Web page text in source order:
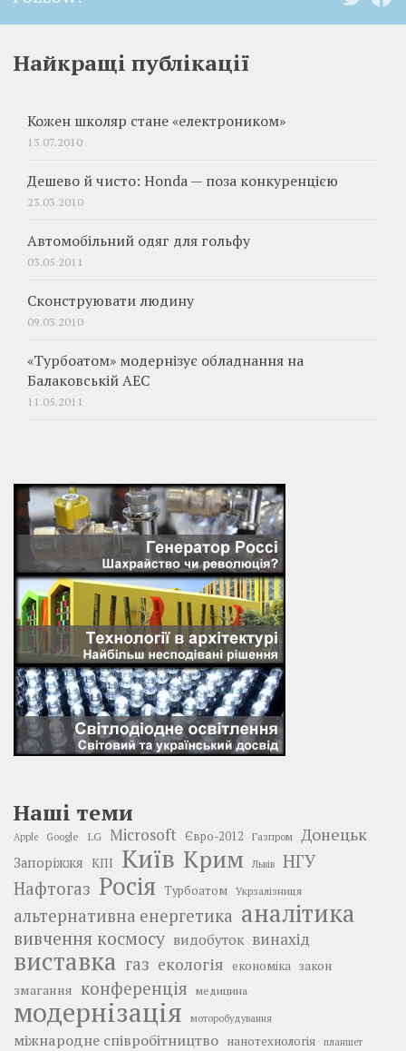
Найкращі публікації
Кожен школяр стане «електроником»
13.07.2010
Дешево й чисто: Honda — поза конкуренцією
23.03.2010
Автомобільний одяг для гольфу
03.05.2011
Сконструювати людину
09.03.2010
«Турбоатом» модернізує обладнання на
Балаковській АЕС
11.05.2011
Наші теми
Apple Google LG Microsoft Євро-2012 Газпром Донецьк
Запоріжжя КПІ Київ Крим Львів
НГУ
Нафтогаз Росія Турбоатом Укрзалізниця
альтернативна енергетика аналітика
вивчення космосу видобуток винахід
виставка газ екологія економіка закон
змагання конференція медицина
модернізація моторобудування
міжнародне співробітництво нанотехнологія планшет